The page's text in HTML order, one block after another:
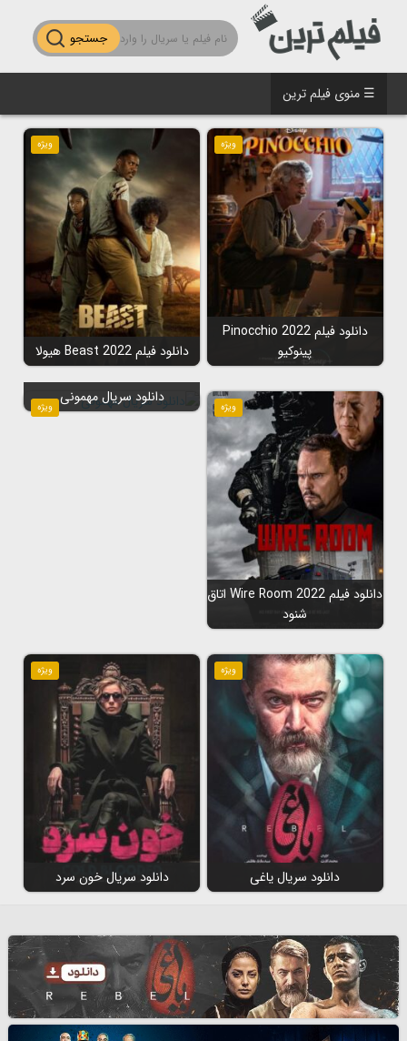
جستجو
☰ منوی فیلم ترین
ویژه
دانلود فیلم Pinocchio 2022
پینوکیو
ویژه
دانلود فیلم Beast 2022 هیولا
ویژه
دانلود فیلم Wire Room 2022 اتاق
شنود
ویژه
دانلود سریال مهمونی
ویژه
دانلود سریال یاغی
ویژه
دانلود سریال خون سرد